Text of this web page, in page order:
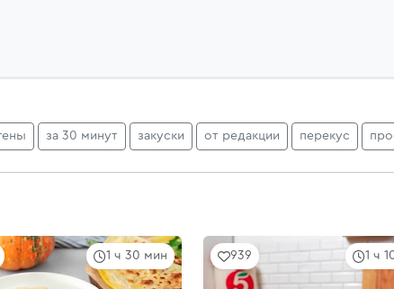
за 30 минут закуски от редакции перекус
1 ч 30 мин 1 ч
939